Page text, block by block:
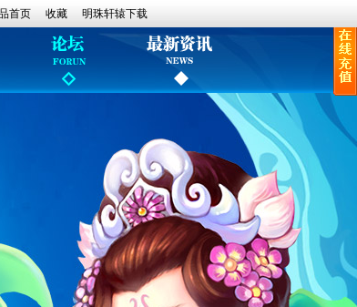
明珠轩辕下载
收藏
首页